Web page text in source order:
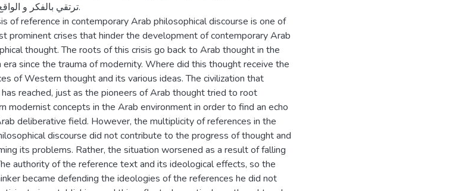
ترتقي بالفكر و
of reference in contemporary Arab philosophical discourse is one of
prominent crises that hinder the development of contemporary Arab
thought. The roots of this crisis go back to Arab thought in the
era since the trauma of modernity. Where did this thought receive the
of Western thought and its various ideas. The civilization that
has reached, just as the pioneers of Arab thought tried to root
modernist concepts in the Arab environment in order to find an echo
deliberative field. However, the multiplicity of references in the
discourse did not contribute to the progress of thought and
its problems. Rather, the situation worsened as a result of falling
authority of the reference text and its ideological effects, so the
became defending the ideologies of the references he did not